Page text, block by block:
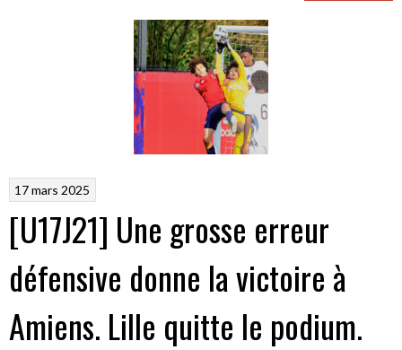
17 mars 2025
[U17J21] Une grosse erreur
défensive donne la victoire à
Amiens. Lille quitte le podium.